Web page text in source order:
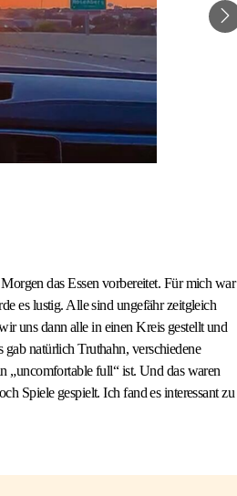
das Essen vorbereitet. Für mich war
es lustig. Alle sind ungefähr zeitgleich
uns dann alle in einen Kreis gestellt und
gab natürlich Truthahn, verschiedene
„uncomfortable full“ ist. Und das waren
Spiele gespielt. Ich fand es interessant zu